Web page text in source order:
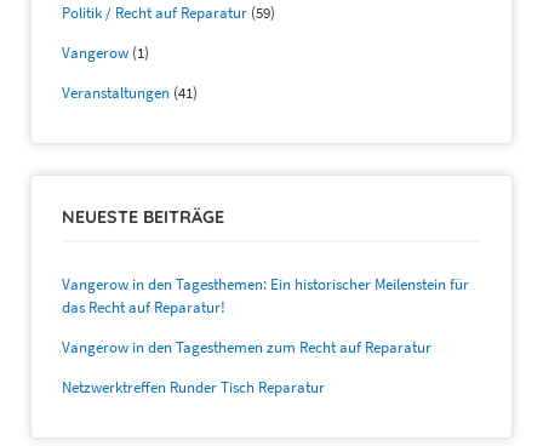
Politik / Recht auf Reparatur (59)
Vangerow (1)
Veranstaltungen (41)
NEUESTE BEITRÄGE
Vangerow in den Tagesthemen: Ein historischer Meilenstein für
das Recht auf Reparatur!
Vangerow in den Tagesthemen zum Recht auf Reparatur
Netzwerktreffen Runder Tisch Reparatur